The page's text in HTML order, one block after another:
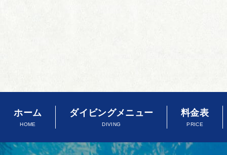
ホーム
HOME
ダイビングメニュー
DIVING
料金表
PRICE